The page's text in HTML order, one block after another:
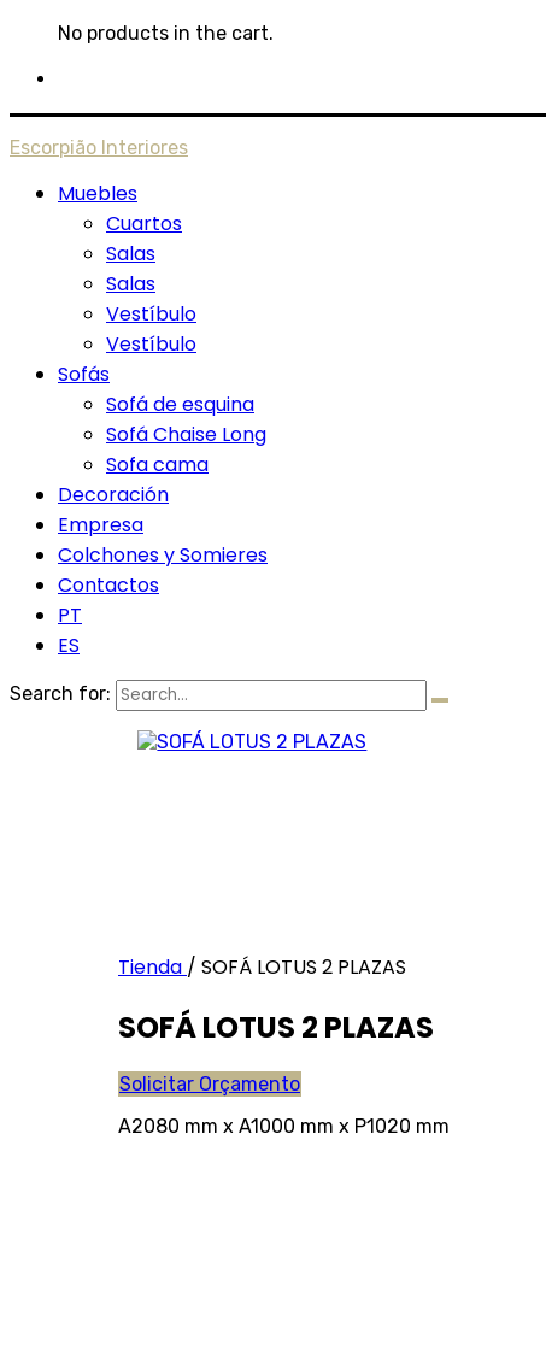
No products in the cart.
Escorpião Interiores
Muebles
Cuartos
Salas
Salas
Vestíbulo
Vestíbulo
Sofás
Sofá de esquina
Sofá Chaise Long
Sofa cama
Decoración
Empresa
Colchones y Somieres
Contactos
PT
ES
Search for:
Tienda / SOFÁ LOTUS 2 PLAZAS
SOFÁ LOTUS 2 PLAZAS
Solicitar Orçamento
A2080 mm x A1000 mm x P1020 mm